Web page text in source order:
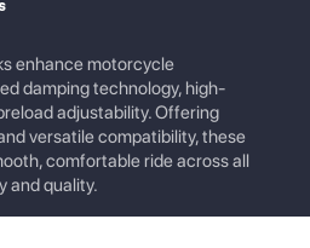
enhance motorcycle
damping technology, high-
adjustability. Offering
versatile compatibility, these
comfortable ride across all
and quality.